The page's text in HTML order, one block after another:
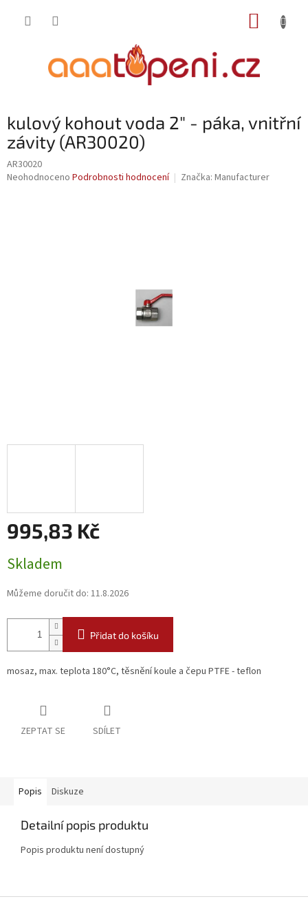
kulový kohout voda 2" - páka, vnitřní
závity (AR30020)
AR30020
Průměrné
Neohodnoceno Podrobnosti hodnocení Značka: Manufacturer
995,83 Kč
cena:
Skladem
Můžeme doručit do: 11.8.2026
Přidat do košíku
mosaz, max. teplota 180°C, těsnění koule a čepu PTFE - teflon
ZEPTAT SE SDÍLET
Popis Diskuze
Detailní popis produktu
Popis produktu není dostupný